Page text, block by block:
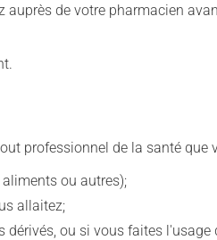
de votre pharmacien
professionnel de la santé que
ou autres);
allaitez;
ou si vous faites l'usage